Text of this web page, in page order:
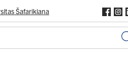
Šafarikiana